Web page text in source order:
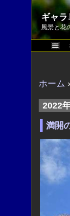
ギャラ
風景と花
ホーム
2022
満開